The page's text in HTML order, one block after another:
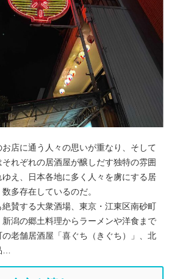
店に通う人々の思いが重なり、そして
れぞれの居酒屋が醸しだす独特の雰囲
え、日本各地に多く人々を虜にする居
多存在しているのだ。
賛する大衆酒場、東京・江東区南砂町
潟の郷土料理からラーメンや洋食まで
老舗居酒屋「喜ぐち（きぐち）」、北
…